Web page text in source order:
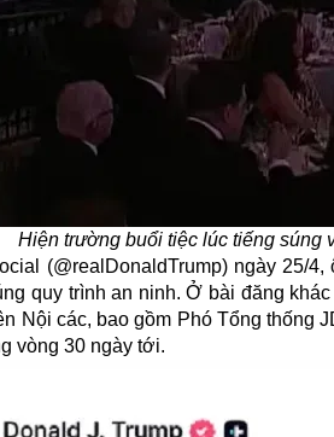
Hiện trường buổi tiệc lúc tiếng súng
(@realDonaldTrump) ngày 25/
quy trình an ninh. Ở bài đăng
Nội các, bao gồm Phó Tổng thống
vòng 30 ngày tới.